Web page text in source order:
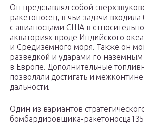
Он представлял собой
ракетоносец, в чьи задачи входила
с авианосцами США в
акваториях вроде Индийского
и Средиземного моря. Также он
разведкой и ударами по наземным
в Европе. Дополнительные
позволяли достигать и
дальности.
Один из вариантов
бомбардировщика-